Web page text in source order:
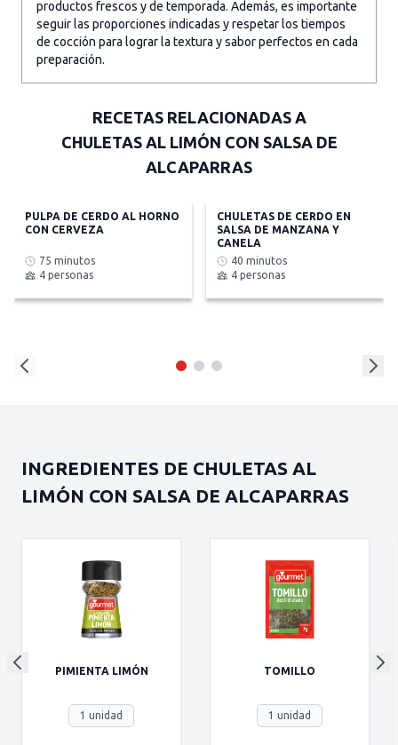
productos frescos y de temporada. Además, es importante
seguir las proporciones indicadas y respetar los tiempos
de cocción para lograr la textura y sabor perfectos en cada
preparación.
RECETAS RELACIONADAS A
CHULETAS AL LIMÓN CON SALSA DE
ALCAPARRAS
PULPA DE CERDO AL HORNO
CON CERVEZA
75 minutos
4 personas
CHULETAS DE CERDO EN
SALSA DE MANZANA Y
CANELA
40 minutos
4 personas
INGREDIENTES DE CHULETAS AL
LIMÓN CON SALSA DE ALCAPARRAS
PIMIENTA LIMÓN
1 unidad
TOMILLO
1 unidad